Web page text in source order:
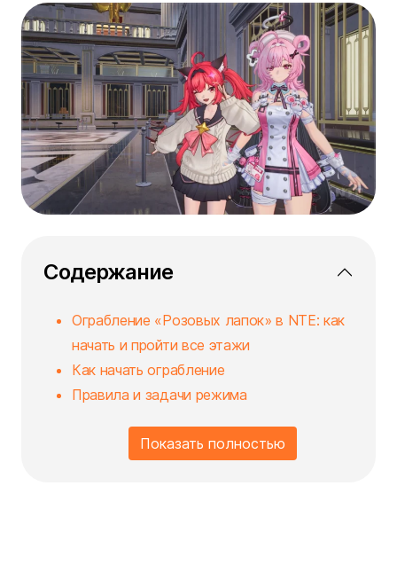
Содержание
Ограбление «Розовых лапок» в NTE: как
начать и пройти все этажи
Как начать ограбление
Правила и задачи режима
Показать полностью